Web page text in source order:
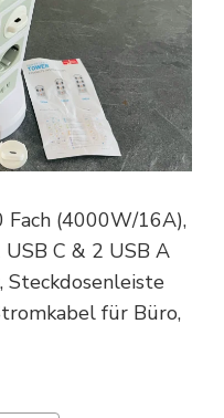
Fach (4000W/16A),
C & 2 USB A
Steckdosenleiste
für Büro,